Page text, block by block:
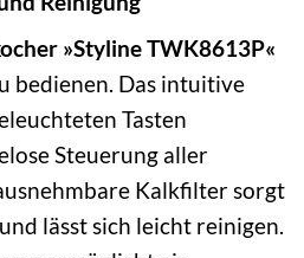
»Styline TWK8613P«
bedienen. Das intuitive
Tasten
Steuerung aller
Kalkfilter sorgt
lässt sich leicht reinigen.